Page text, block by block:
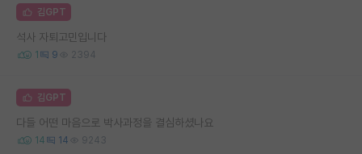
김GPT
석사 자퇴고민입니다
1 9 2394
김GPT
다들 어떤 마음으로 박사과정을 결심하셨나요
14 14 9243